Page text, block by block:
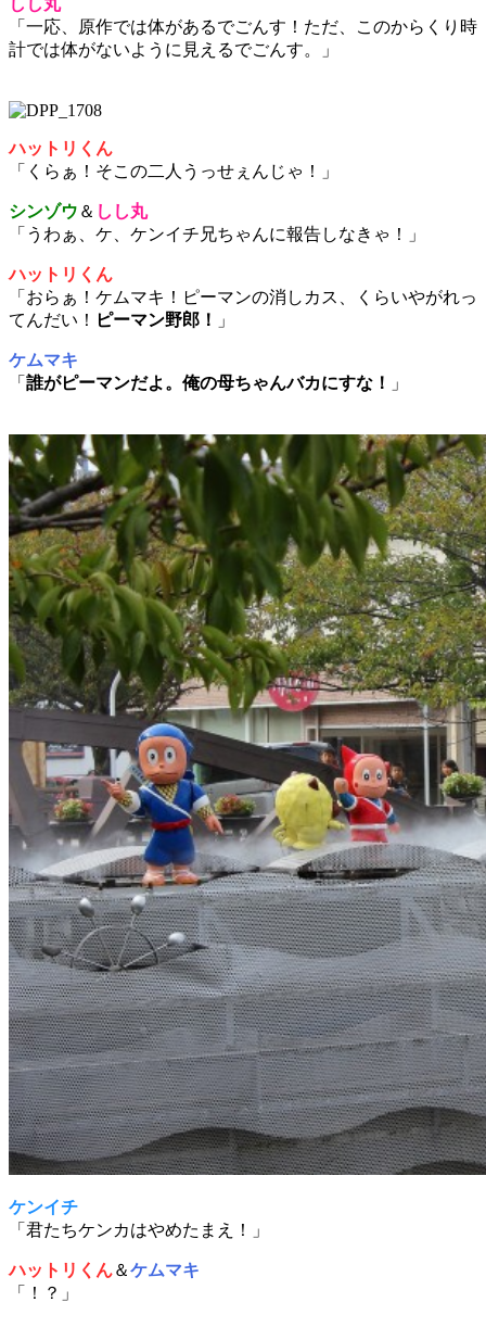
しし丸
「一応、原作では体があるでごんす！ただ、このからくり時
計では体がないように見えるでごんす。」
ハットリくん
「くらぁ！そこの二人うっせぇんじゃ！」
シンゾウ ＆ しし丸
「うわぁ、ケ、ケンイチ兄ちゃんに報告しなきゃ！」
ハットリくん
「おらぁ！ケムマキ！ピーマンの消しカス、くらいやがれっ
てんだい！ ピーマン野郎！ 」
ケムマキ
「 誰がピーマンだよ。俺の母ちゃんバカにすな！ 」
ケンイチ
「君たちケンカはやめたまえ！」
ハットリくん＆ケムマキ
「！？」